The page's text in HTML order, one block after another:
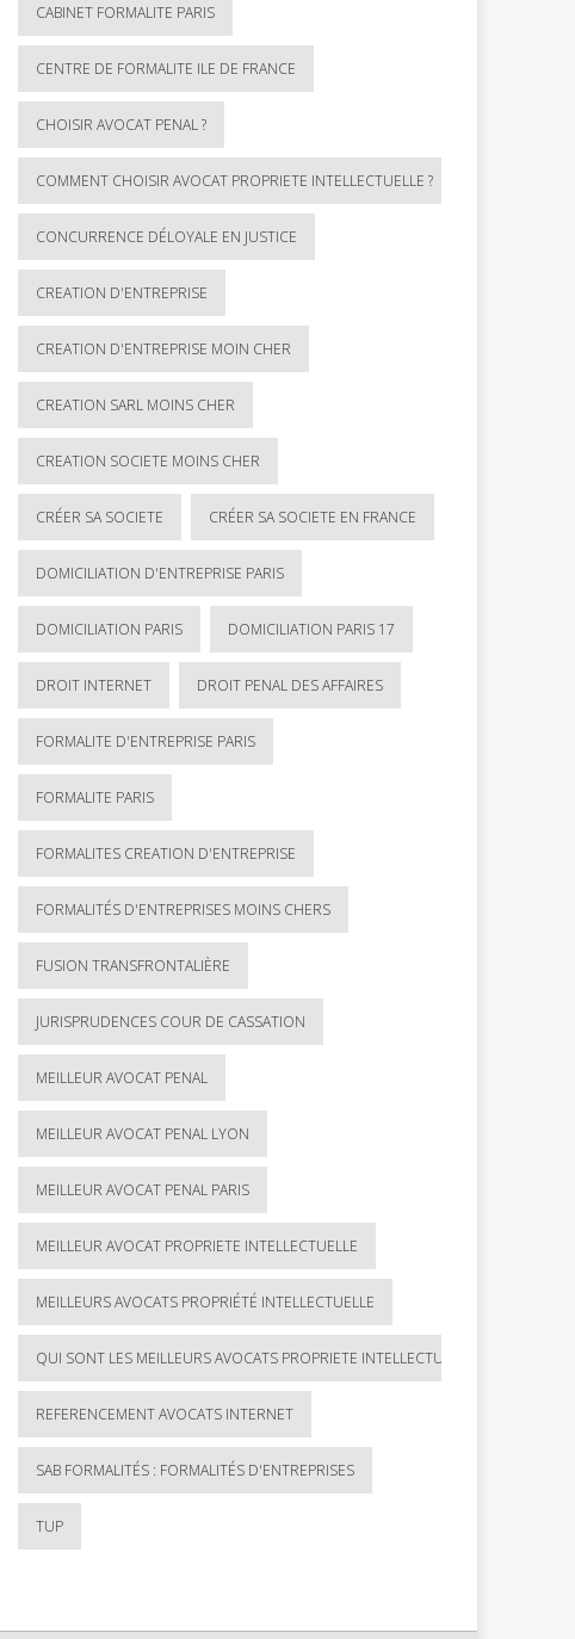
CABINET FORMALITE PARIS
CENTRE DE FORMALITE ILE DE FRANCE
CHOISIR AVOCAT PENAL ?
COMMENT CHOISIR AVOCAT PROPRIETE INTELLECTUELLE ?
CONCURRENCE DÉLOYALE EN JUSTICE
CREATION D'ENTREPRISE
CREATION D'ENTREPRISE MOIN CHER
CREATION SARL MOINS CHER
CREATION SOCIETE MOINS CHER
CRÉER SA SOCIETE CRÉER SA SOCIETE EN FRANCE
DOMICILIATION D'ENTREPRISE PARIS
DOMICILIATION PARIS DOMICILIATION PARIS 17
DROIT INTERNET DROIT PENAL DES AFFAIRES
FORMALITE D'ENTREPRISE PARIS
FORMALITE PARIS
FORMALITES CREATION D'ENTREPRISE
FORMALITÉS D'ENTREPRISES MOINS CHERS
FUSION TRANSFRONTALIÈRE
JURISPRUDENCES COUR DE CASSATION
MEILLEUR AVOCAT PENAL
MEILLEUR AVOCAT PENAL LYON
MEILLEUR AVOCAT PENAL PARIS
MEILLEUR AVOCAT PROPRIETE INTELLECTUELLE
MEILLEURS AVOCATS PROPRIÉTÉ INTELLECTUELLE
QUI SONT LES MEILLEURS AVOCATS PROPRIETE INTELLECTUELLE ?
REFERENCEMENT AVOCATS INTERNET
SAB FORMALITÉS : FORMALITÉS D'ENTREPRISES
TUP